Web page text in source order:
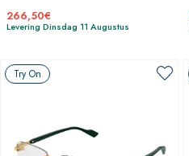
266,50€
Levering Dinsdag 11 Augustus
Try On